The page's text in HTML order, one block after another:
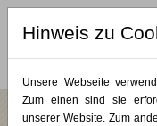
Hinweis zu
Unsere Webseite
Zum einen sind sie
unserer Website. Zum